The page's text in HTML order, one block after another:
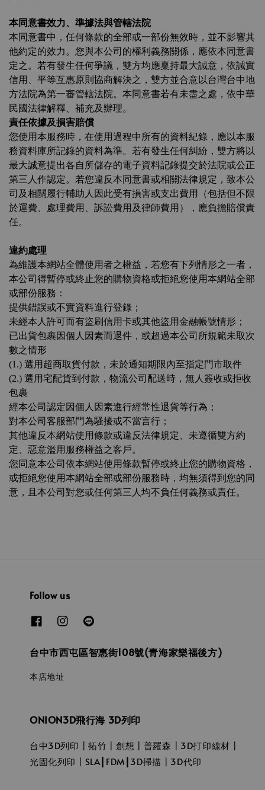
本同意書效力、準據法與管轄法院
本同意書中，任何條款的全部或一部份無效時，並不影響其
他約定的效力。您與本公司的權利義務關係，應依本同意書
定之。若有發生任何爭議，雙方均應稟持最大誠意，依誠實
信用、平等互惠原則協商解決之，雙方並合意以台灣台中地
方法院為第一審管轄法院。本同意書若有未盡之處，依中華
民國法律解釋、補充及辦理。
責任依據及損害賠償
您使用本服務時，在使用過程中所有的資料紀錄，應以本服
務資料庫所記錄的資料為準。若有發生任何糾紛，雙方將以
最大誠意提出各自所儲存的電子資料記錄提交於法院或公正
第三人作認定。若您違反本同意書或相關法律規定，致本公
司及相關履行輔助人因此受有損害或支出費用（包括但不限
於運費、處理費用、訴訟費用及律師費用），應負擔賠償責
任。
違約處理
為維護本網站全體使用者之權益，若您有下列情形之一者，
本公司得暫停或終止您的購物資格或拒絕您使用本網站全部
或部份服務：
提供錯誤或不實資料進行登錄；
未經本人許可而有盜刷信用卡或其他盜用金融帳號情形；
已出貨包裹因個人因素而退件，或超過本公司所規範未取次
數之情形
(1.) 選用超商取貨付款，未於通知期限內至指定門市取件
(2.) 選用宅配貨到付款，物流公司配送時，無人簽收或拒收
包裹
經本公司認定因個人因素進行經常性退貨等行為；
對本公司客服部門為騷擾或不當言行；
其他違反本網站使用條款或違反法律規定、未遵循雙方約
定、惡意濫用服務權益之客戶。
您同意本公司依本網站使用條款暫停或終止您的購物資格，
或拒絕您使用本網站全部或部份服務時，均無須得到您的同
意，且本公司對您或任何第三人均不負任何義務或責任。
Follow us
台中市西屯區智惠街108號(青海家樂福後方)
本店地址
ONION3D飛行海 3D列印
台中3D列印┃拓竹┃創想┃普羅森┃3D打印線材┃
光固化列印┃SLA┃FDM┃3D掃描┃3D代印